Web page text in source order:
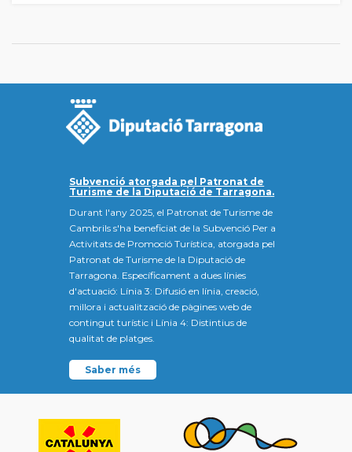
Subvenció atorgada pel Patronat de
Turisme de la Diputació de Tarragona.
Durant l'any 2025, el Patronat de Turisme de
Cambrils s'ha beneficiat de la Subvenció Per a
Activitats de Promoció Turística, atorgada pel
Patronat de Turisme de la Diputació de
Tarragona. Específicament a dues línies
d'actuació: Línia 3: Difusió en línia, creació,
millora i actualització de pàgines web de
contingut turístic i Línia 4: Distintius de
qualitat de platges.
Saber més